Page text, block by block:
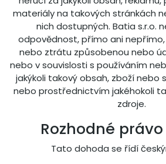
materiály na takových stránkách
nich dostupných. Batia s.r.o.
odpovědnost, přímo ani nepřímo,
nebo ztrátu způsobenou nebo
nebo v souvislosti s používáním
jakýkoli takový obsah, zboží nebo
nebo prostřednictvím jakéhokoli
zdroje.
Rozhodné
Tato dohoda se řídí